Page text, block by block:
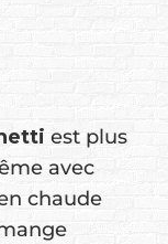
est plus
avec
chaude